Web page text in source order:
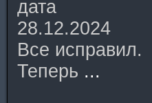
дата
28.12.2024
Все исправил.
Теперь ...